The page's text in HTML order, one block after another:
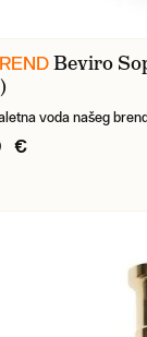
Beviro
voda našeg
€